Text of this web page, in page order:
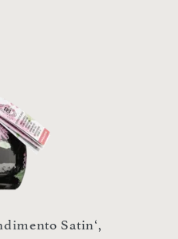
Satin‘,